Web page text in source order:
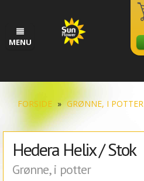
MENU
FORSIDE » GRØNNE, I POTTER
Hedera Helix / Stok
Grønne, i potter